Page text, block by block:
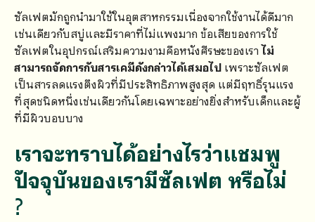
ซัลเฟตมักถูกนำมาใช้ในอุตสาหกรรมเนื่องจากใช้งานได้ดีมาก
เช่นเดียวกับสบู่และมีราคาที่ไม่แพงมาก ข้อเสียของการใช้
ซัลเฟตในอุปกรณ์เสริมความงามคือหนังศีรษะของเราไม่
สามารถจัดการกับสารเคมีดังกล่าวได้เสมอไป เพราะซัลเฟต
เป็นสารลดแรงตึงผิวที่มีประสิทธิภาพสูงสุด แต่มีฤทธิ์รุนแรง
ที่สุดชนิดหนึ่งเช่นเดียวกันโดยเฉพาะอย่างยิ่งสำหรับเด็กและผู้
ที่มีผิวบอบบาง
เราจะทราบได้อย่างไรว่าแชมพู
ปัจจุบันของเรามีซัลเฟต หรือไม่
?